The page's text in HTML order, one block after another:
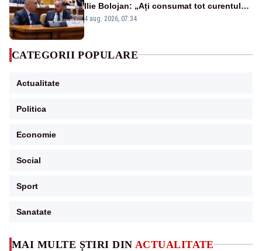
MAI MULTE ȘTIRI DIN ACTUALITATE
Ilie Bolojan: „Ați consumat tot curentul
urmărind șobolani imaginari”
4 aug. 2026, 07:34
CATEGORII POPULARE
Actualitate
Politica
Economie
Social
Sport
Sanatate